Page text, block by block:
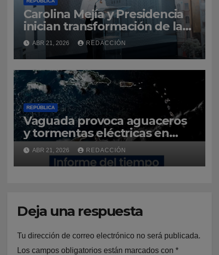
Carolina Mejía y Presidencia
inician transformación de la
Ciudad Colonial con la
construcción del parqueo
José Reyes
ABR 21, 2026 REDACCIÓN
REPÚBLICA
Vaguada provoca aguaceros
y tormentas eléctricas en
varias provincias del país
ABR 21, 2026 REDACCIÓN
Deja una respuesta
Tu dirección de correo electrónico no será publicada.
Los campos obligatorios están marcados con *